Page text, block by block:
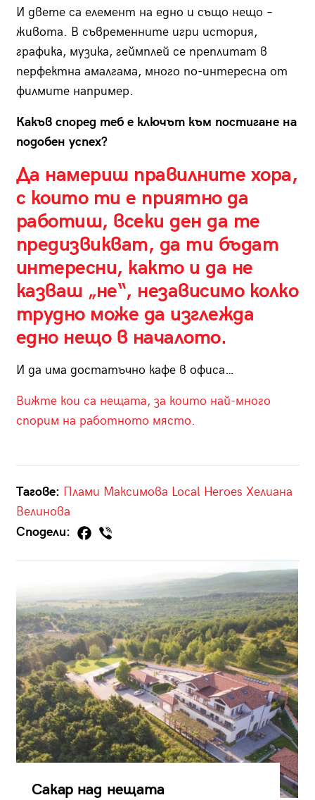
И двете са елемент на едно и също нещо –
живота. В съвременните игри история,
графика, музика, геймплей се преплитат в
перфектна амалгама, много по-интересна от
филмите например.
Какъв според теб е ключът към постигане на
подобен успех?
Да намериш правилните хора,
с които ти е приятно да
работиш, всеки ден да те
предизвикват, да ти бъдат
интересни, както и да не
казваш „не“, независимо колко
трудно може да изглежда
едно нещо в началото.
И да има достатъчно кафе в офиса…
Вижте кои са нещата, за които най-много
спорим на работното място.
Тагове: Плами Максимова Local Heroes Хелиана
Велинова
Сподели:
Сакар над нещата